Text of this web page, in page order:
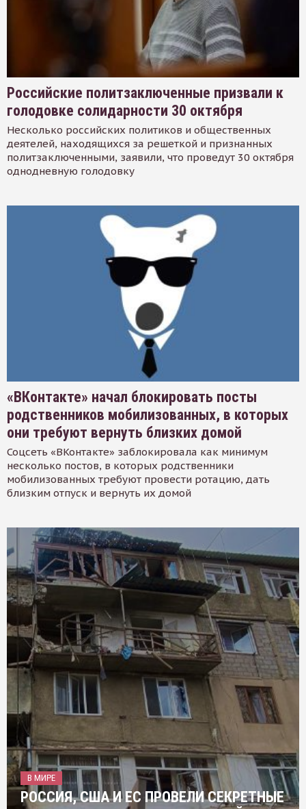
Российские политзаключенные призвали к
голодовке солидарности 30 октября
Несколько российских политиков и общественных
деятелей, находящихся за решеткой и признанных
политзаключенными, заявили, что проведут 30 октября
однодневную голодовку
«ВКонтакте» начал блокировать посты
родственников мобилизованных, в которых
они требуют вернуть близких домой
Соцсеть «ВКонтакте» заблокировала как минимум
несколько постов, в которых родственники
мобилизованных требуют провести ротацию, дать
близким отпуск и вернуть их домой
В МИРЕ
РОССИЯ, США И ЕС ПРОВЕЛИ СЕКРЕТНЫЕ